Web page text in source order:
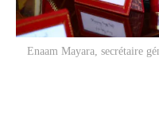
Enaam Mayara, secrétaire